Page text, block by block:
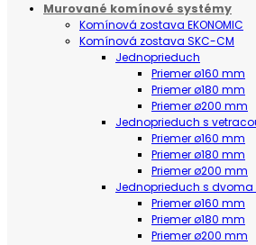
Murované komínové systémy
Komínová zostava EKONOMIC
Komínová zostava SKC-CM
Jednoprieduch
Priemer ø160 mm
Priemer ø180 mm
Priemer ø200 mm
Jednoprieduch s
Priemer ø160 mm
Priemer ø180 mm
Priemer ø200 mm
Jednoprieduch s
Priemer ø160 mm
Priemer ø180 mm
Priemer ø200 mm